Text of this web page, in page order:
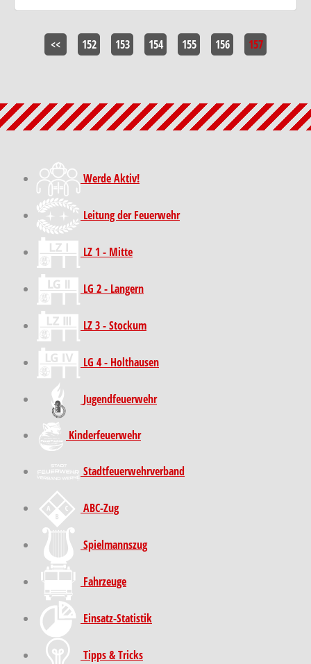
<< 152 153 154 155 156 157
Werde Aktiv!
Leitung der Feuerwehr
LZ 1 - Mitte
LG 2 - Langern
LZ 3 - Stockum
LG 4 - Holthausen
Jugendfeuerwehr
Kinder­feuer­wehr
Stadt­feuer­wehr­verband
ABC-Zug
Spielmannszug
Fahrzeuge
Einsatz-Statistik
Tipps & Tricks